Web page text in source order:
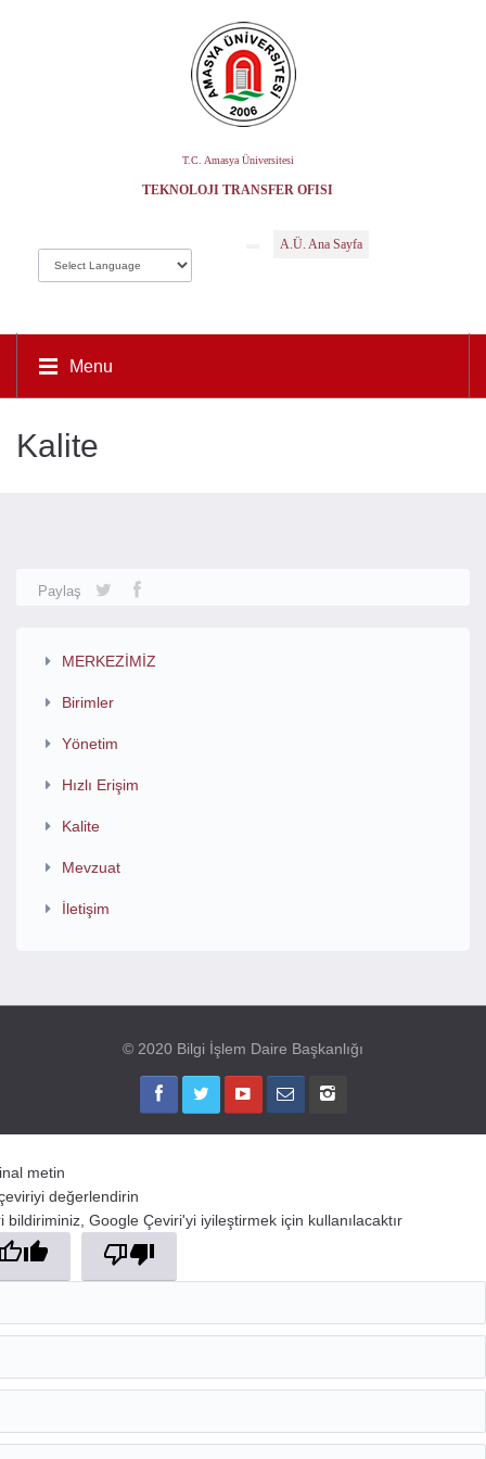
T.C. Amasya Üniversitesi
TEKNOLOJI TRANSFER OFISI
A.Ü. Ana Sayfa
Menu
Kalite
Paylaş
MERKEZİMİZ
Birimler
Yönetim
Hızlı Erişim
Kalite
Mevzuat
İletişim
© 2020 Bilgi İşlem Daire Başkanlığı
metin
değerlendirin
bildiriminiz, Google Çeviri'yi iyileştirmek için kullanılacaktır